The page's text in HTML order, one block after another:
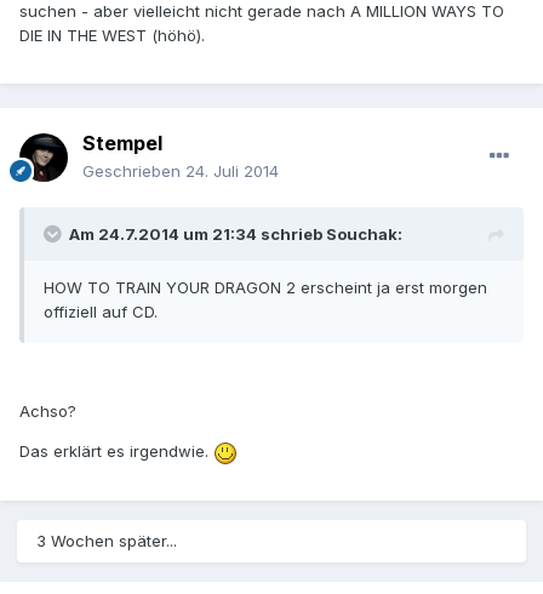
suchen - aber vielleicht nicht gerade nach A MILLION WAYS TO
DIE IN THE WEST (höhö).
Stempel
Geschrieben 24. Juli 2014
Am 24.7.2014 um 21:34 schrieb Souchak:
HOW TO TRAIN YOUR DRAGON 2 erscheint ja erst morgen
offiziell auf CD.
Achso?
Das erklärt es irgendwie.
3 Wochen später...